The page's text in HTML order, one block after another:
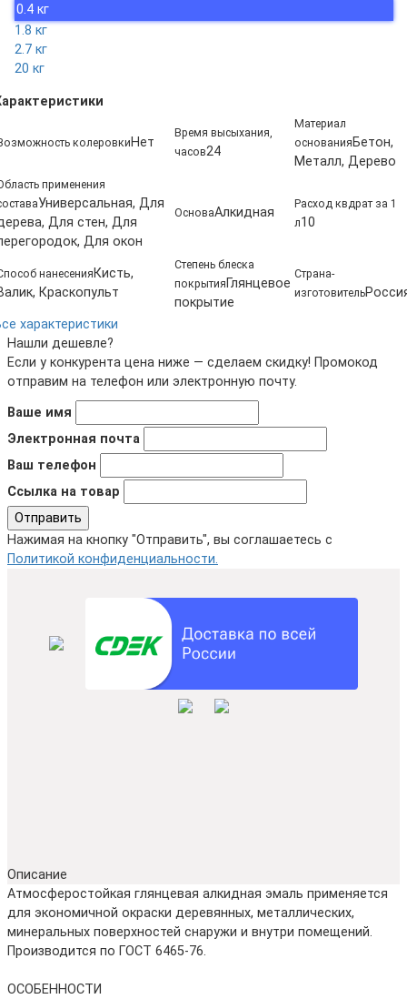
0.4 кг
1.8 кг
2.7 кг
20 кг
колеровки Нет
Время высыхания,
часов24
Материал
основания Бетон,
Металл, Дерево
применения
Универсальная, Для
Для стен, Для
Для окон
ОсноваАлкидная
Расход квдрат за 1
л10
нанесения Кисть,
Краскопульт
Степень блеска
покрытия Глянцевое
покрытие
Страна-
изготовитель
характеристики
Нашли дешевле?
Если у конкурента цена ниже — сделаем скидку! Промокод
отправим на телефон или электронную почту.
Ваше имя
Электронная почта
Ваш телефон
Ссылка на товар
Отправить
Нажимая на кнопку "Отправить", вы соглашаетесь с
Политикой конфиденциальности.
Описание
Атмосферостойкая глянцевая алкидная эмаль применяется
для экономичной окраски деревянных, металлических,
минеральных поверхностей снаружи и внутри помещений.
Производится по ГОСТ 6465-76.
ОСОБЕННОСТИ